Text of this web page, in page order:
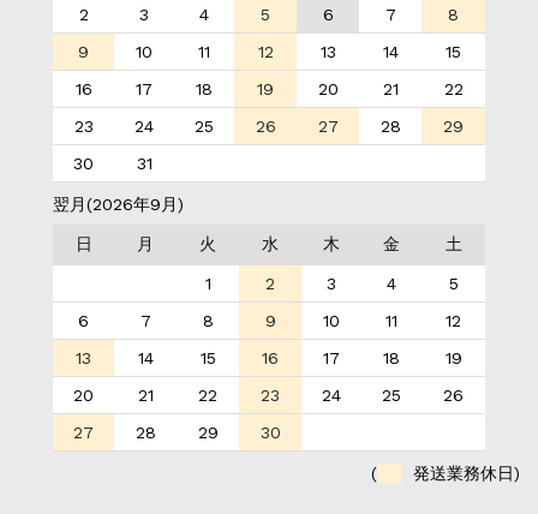
2
3 4 5 6 7
8
9
10 11 12 13 14
15
16
17 18 19 20 21
22
23
24 25 26 27 28
29
30
31
翌月(2026年9月)
日 月 火 水 木 金 土
1 2 3 4
5
6
7 8 9 10 11
12
13
14 15 16 17 18
19
20
21 22 23 24 25
26
27
28 29 30
( 発送業務休日)